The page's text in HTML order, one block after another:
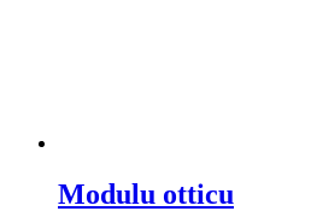
Modulu otticu